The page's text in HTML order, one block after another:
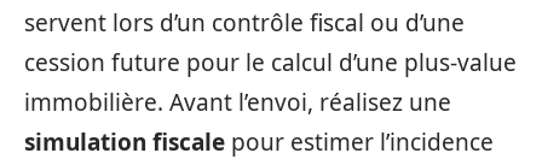
servent lors d’un contrôle fiscal ou d’une
cession future pour le calcul d’une plus-value
immobilière. Avant l’envoi, réalisez une
simulation fiscale pour estimer l’incidence